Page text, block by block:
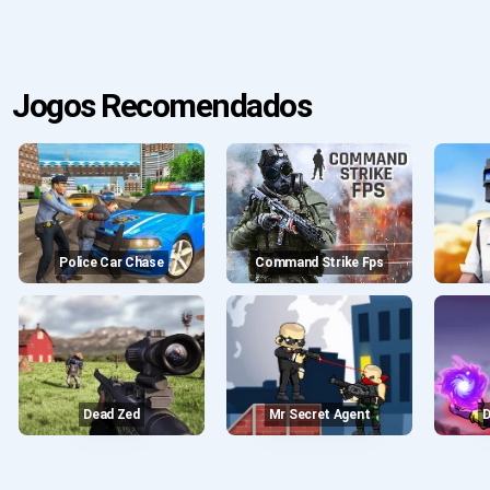
Jogos Recomendados
Police Car Chase Command Strike Fps
Dead Zed Mr Secret Agent